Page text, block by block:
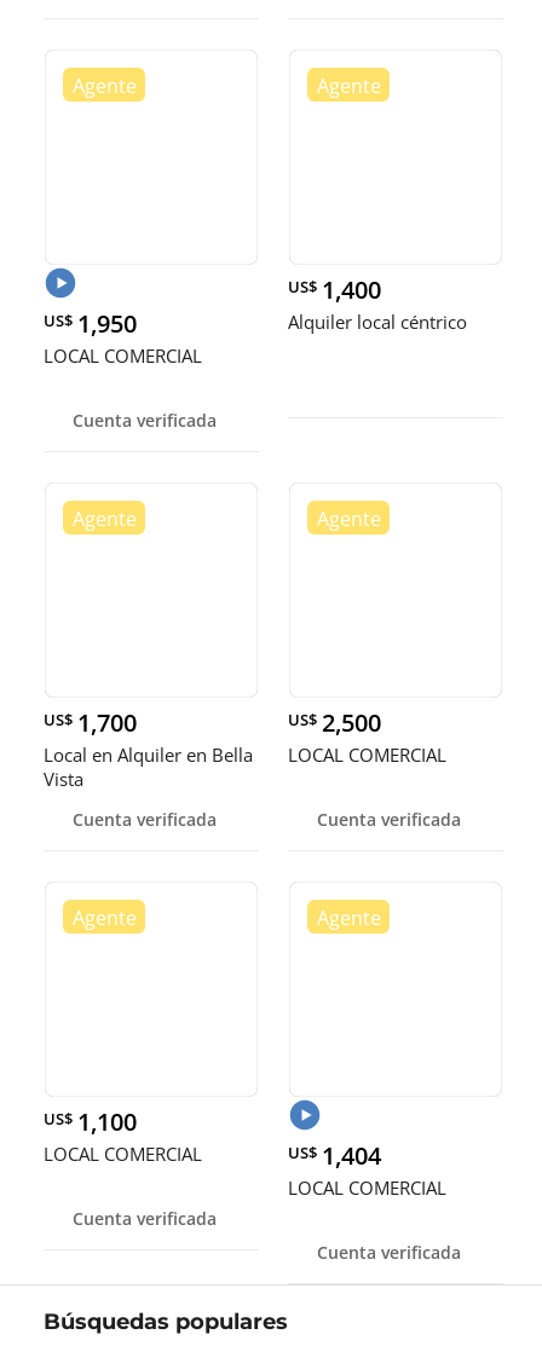
US$ 1,950
LOCAL COMERCIAL
Cuenta verificada
US$ 1,400
Alquiler local céntrico
US$ 1,700
Local en Alquiler en Bella
Vista
Cuenta verificada
US$ 2,500
LOCAL COMERCIAL
Cuenta verificada
US$ 1,100
LOCAL COMERCIAL
Cuenta verificada
US$ 1,404
LOCAL COMERCIAL
Cuenta verificada
Búsquedas populares